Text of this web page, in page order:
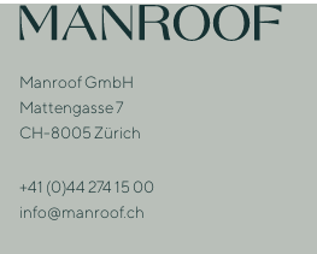
Footer
Zur Startseite
Adresse
Manroof GmbH
Mattengasse 7
CH-8005 Zürich
Kontakt
+41 (0)44 274 15 00
info@manroof.ch